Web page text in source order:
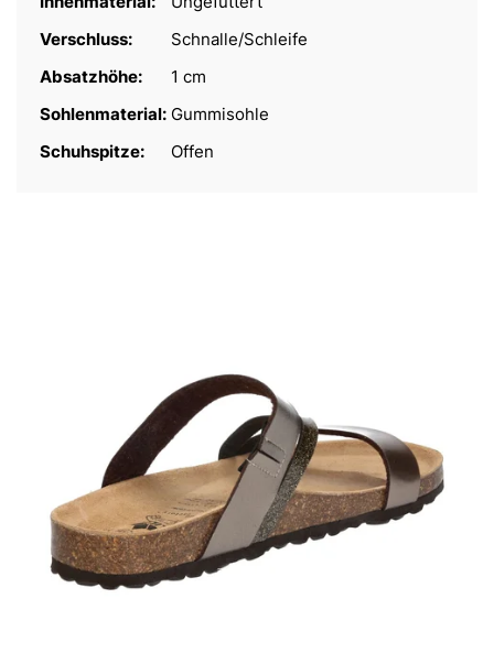
Verschluss:
Schnalle/Schleife
Absatzhöhe:
1 cm
Sohlenmaterial: Gummisohle
Schuhspitze:
Offen